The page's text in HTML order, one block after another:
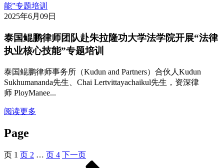
2025年6月09日
泰国鲲鹏律师团队赴朱拉隆功大学法学院开展“法律
执业核心技能”专题培训
泰国鲲鹏律师事务所（Kudun and Partners）合伙人Kudun
Sukhumananda先生、Chai Lertvittayachaikul先生，资深律
师 PloyManee...
阅读更多
Page
页 1 页 2 … 页 4 下一页